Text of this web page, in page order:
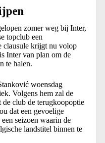
zomer weg bij Inter,
topclub een
clausule krijgt nu volop
Inter van plan om de
te halen.
woensdag
Volgens hem zal de
de club de terugkoopoptie
dat een gevoelige
seizoen waarin de
landstitel binnen te